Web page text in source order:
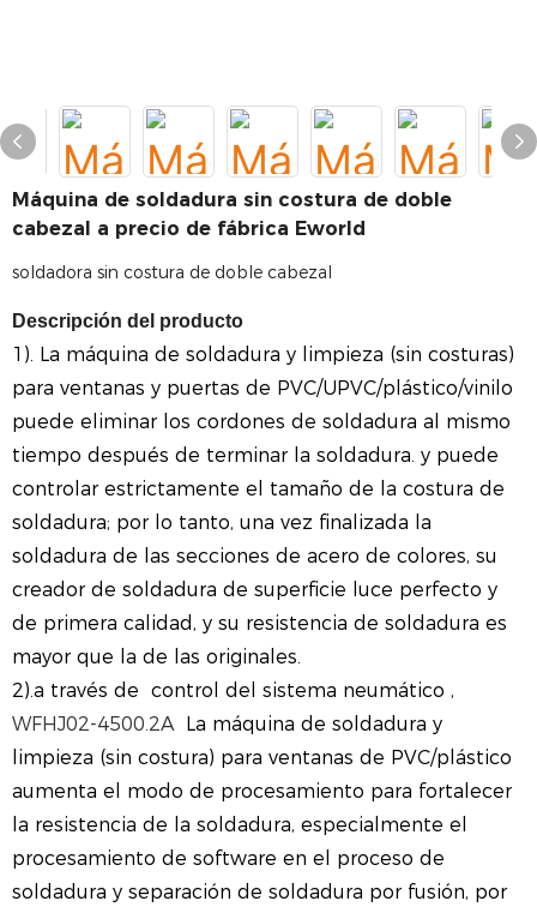
Máquina de soldadura sin costura de doble
cabezal a precio de fábrica Eworld
soldadora sin costura de doble cabezal
Descripción del producto
1). La máquina de soldadura y limpieza (sin costuras)
para ventanas y puertas de PVC/UPVC/plástico/vinilo
puede eliminar los cordones de soldadura al mismo
tiempo después de terminar la soldadura. y puede
controlar estrictamente el tamaño de la costura de
soldadura; por lo tanto, una vez finalizada la
soldadura de las secciones de acero de colores, su
creador de soldadura de superficie luce perfecto y
de primera calidad, y su resistencia de soldadura es
mayor que la de las originales.
2).a través de control del sistema neumático ,
WFHJ02-4500.2A La máquina de soldadura y
limpieza (sin costura) para ventanas de PVC/plástico
aumenta el modo de procesamiento para fortalecer
la resistencia de la soldadura, especialmente el
procesamiento de software en el proceso de
soldadura y separación de soldadura por fusión, por